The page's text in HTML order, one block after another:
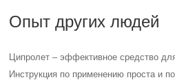
Опыт других людей
Ципролет – эффективное средство
Инструкция по применению проста и